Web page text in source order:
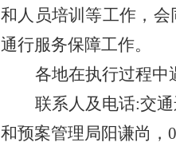
和人员培训等工作，
通行服务保障工作。
各地在执行过程中
联系人及电话:交
和预案管理局阳谦尚 ，